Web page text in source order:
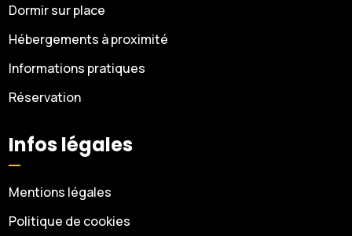
Dormir sur place
Hébergements à proximité
Informations pratiques
Réservation
Infos légales
Mentions légales
Politique de cookies